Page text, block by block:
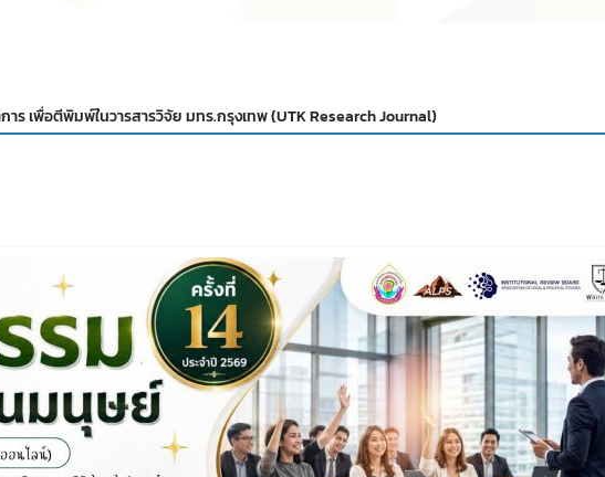
เพื่อตีพิมพ์ในวารสารวิจัย มทร.กรุงเทพ (UTK Research Journal)